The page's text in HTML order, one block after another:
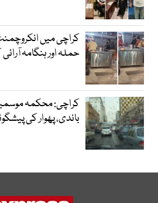
کراچی میں
حملہ اور ہنگامہ آرائی کرنے پر 33
کراچی: محکمہ
باندی، پھوار کی